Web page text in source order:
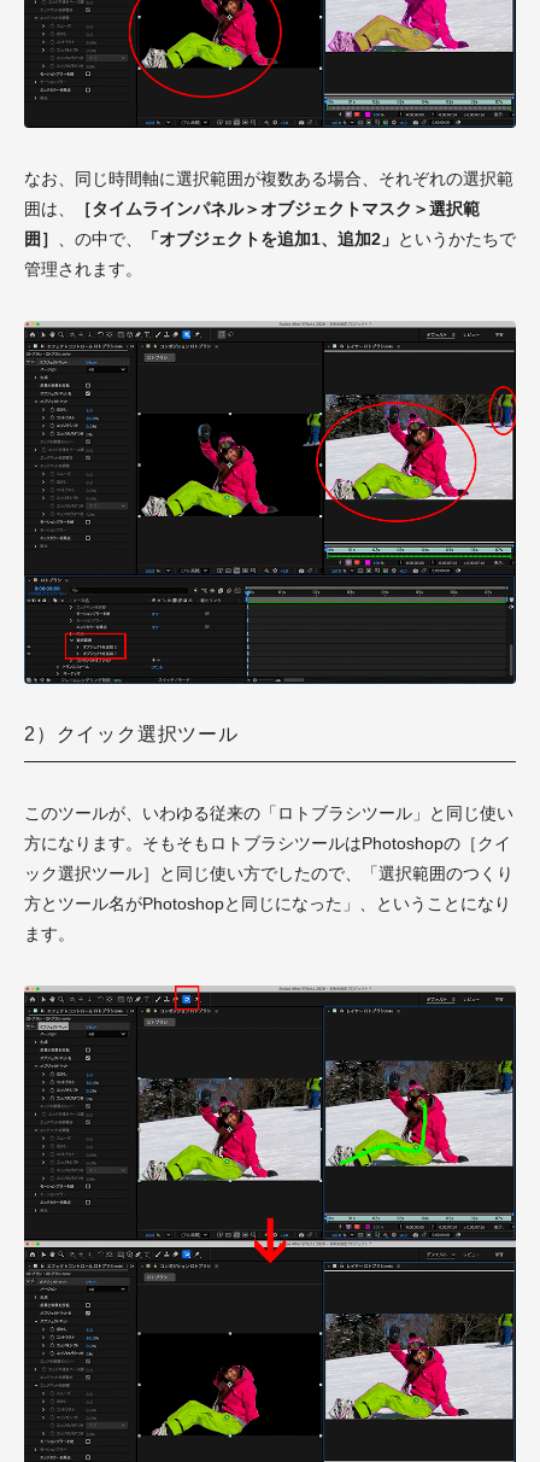
なお、同じ時間軸に選択範囲が複数ある場合、それぞれの選択範
囲は、
［タイムラインパネル＞オブジェクトマスク＞選択範
囲］
、の中で、 「オブジェクトを追加1、追加2」 というかたちで
管理されます。
2）クイック選択ツール
このツールが、いわゆる従来の「ロトブラシツール」と同じ使い
方になります。そもそもロトブラシツールはPhotoshopの［クイ
ック選択ツール］と同じ使い方でしたので、「選択範囲のつくり
方とツール名がPhotoshopと同じになった」、ということになり
ます。